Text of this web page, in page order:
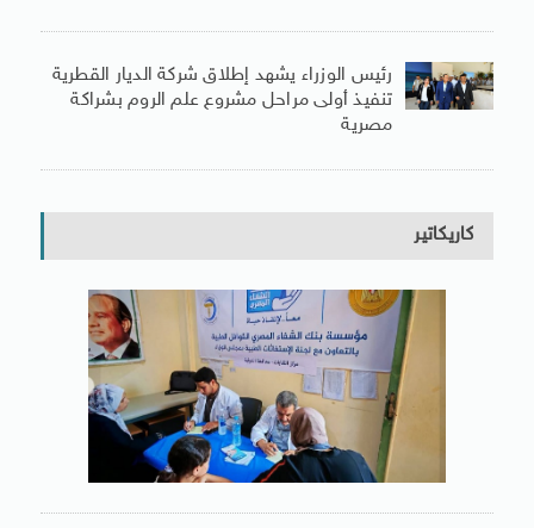
رئيس الوزراء يشهد إطلاق شركة الديار القطرية
تنفيذ أولى مراحل مشروع علم الروم بشراكة
مصرية
كاريكاتير